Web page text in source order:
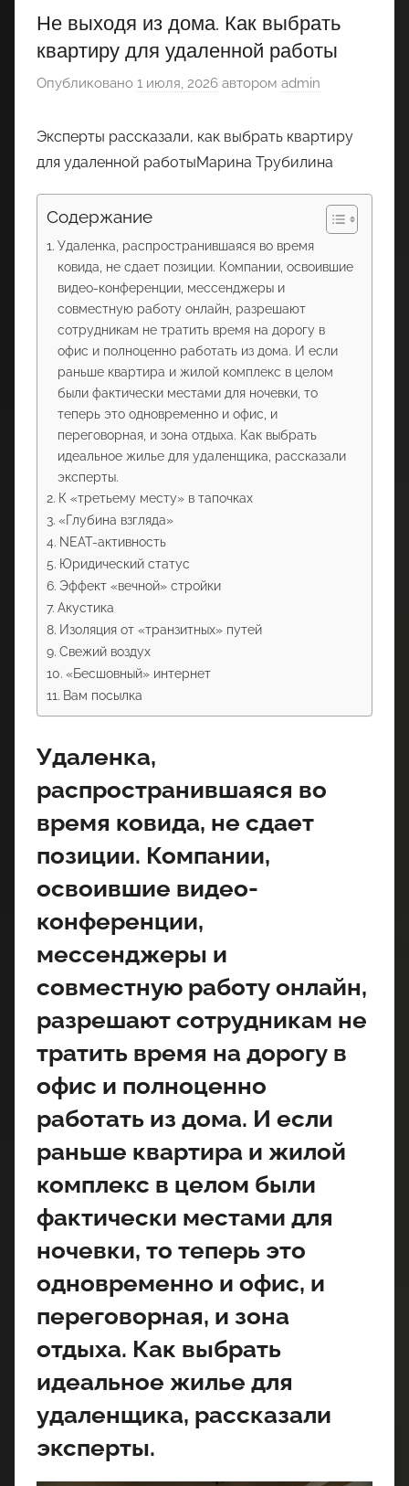
Не выходя из дома. Как выбрать
квартиру для удаленной работы
Опубликовано 1 июля, 2026 автором admin
Эксперты рассказали, как выбрать квартиру
для удаленной работыМарина Трубилина
Содержание
Удаленка, распространившаяся во время
ковида, не сдает позиции. Компании, освоившие
видео-конференции, мессенджеры и
совместную работу онлайн, разрешают
сотрудникам не тратить время на дорогу в
офис и полноценно работать из дома. И если
раньше квартира и жилой комплекс в целом
были фактически местами для ночевки, то
теперь это одновременно и офис, и
переговорная, и зона отдыха. Как выбрать
идеальное жилье для удаленщика, рассказали
эксперты.
К «третьему месту» в тапочках
«Глубина взгляда»
NEAT-активность
Юридический статус
Эффект «вечной» стройки
Акустика
Изоляция от «транзитных» путей
Свежий воздух
«Бесшовный» интернет
Вам посылка
Удаленка,
распространившаяся во
время ковида, не сдает
позиции. Компании,
освоившие видео-
конференции,
мессенджеры и
совместную работу онлайн,
разрешают сотрудникам не
тратить время на дорогу в
офис и полноценно
работать из дома. И если
раньше квартира и жилой
комплекс в целом были
фактически местами для
ночевки, то теперь это
одновременно и офис, и
переговорная, и зона
отдыха. Как выбрать
идеальное жилье для
удаленщика, рассказали
эксперты.